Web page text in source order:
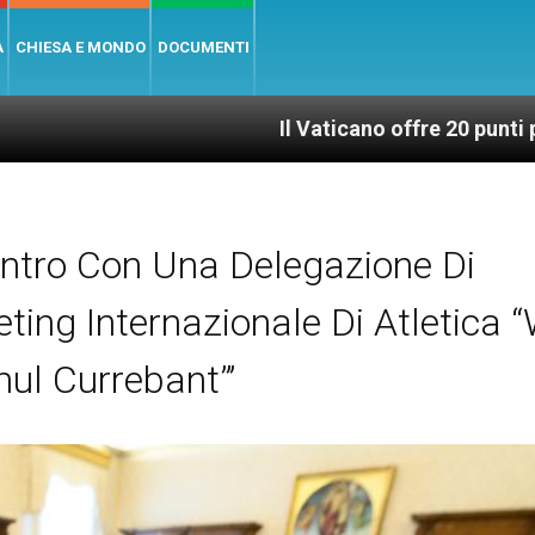
CHIESA E MONDO DOCUMENTI
Il Vaticano offre 20 punti per un accesso
Con Una Delegazione Di
Internazionale Di Atletica
Currebant”’